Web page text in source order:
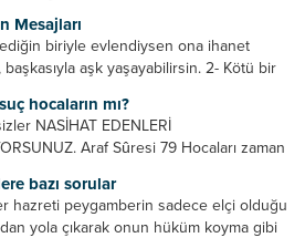
beni dövmedi, azarlamadı ve bana
Ben ne ondan önce...
Mesajları
biriyle evlendiysen ona ihanet
başkasıyla aşk yaşayabilirsin. 2- Kötü bir
kişi başkasıyla evlendiyse onların
bozmalısın. 4- Hiçbir dizide...
hocaların mı?
NASİHAT EDENLERİ
Araf Sûresi 79 Hocaları zaman
hususunda bazen açık bazen gizli
bulunmuşuzdur. Örneğin hocalarda
hususları sıralar ve...
bazı sorular
hazreti peygamberin sadece elçi olduğu
yola çıkarak onun hüküm koyma gibi